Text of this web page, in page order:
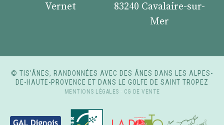
Vernet
83240 Cavalaire-sur-
Mer
© TIS’ÂNES, RANDONNÉES AVEC DES ÂNES DANS LES ALPES-
DE-HAUTE-PROVENCE ET DANS LE GOLFE DE SAINT TROPEZ
MENTIONS LÉGALES - CG DE VENTE